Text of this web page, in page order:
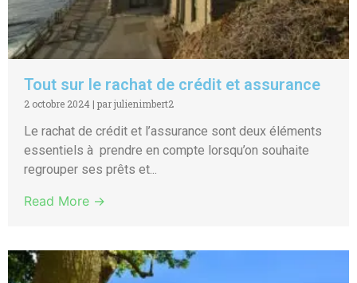
Tout sur le rachat de crédit et assurance
2 octobre 2024 | par julienimbert2
Le rachat de crédit et l’assurance sont deux éléments
essentiels à prendre en compte lorsqu’on souhaite
regrouper ses prêts et...
Read More →